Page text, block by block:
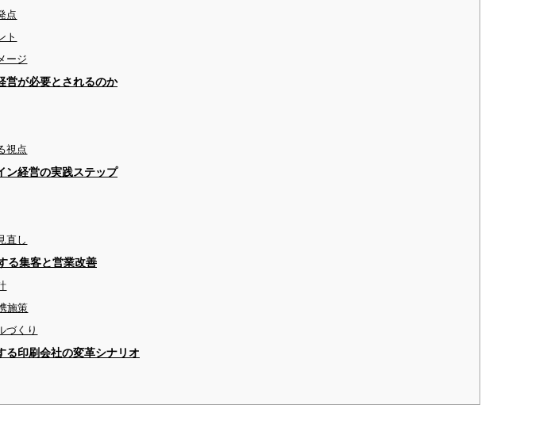
点
ト
ージ
営が必要とされるのか
視点
ン経営の実践ステップ
直し
る集客と営業改善
施策
づくり
る印刷会社の変革シナリオ